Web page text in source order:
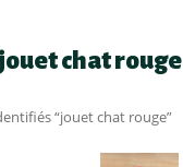
chat rouge
“jouet chat rouge”